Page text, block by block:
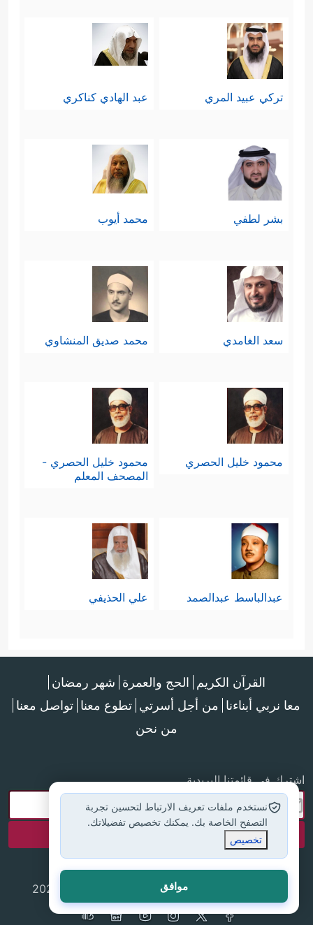
تركي عبيد المري عبد الهادي كناكري
بشر لطفي محمد أيوب
سعد الغامدي محمد صديق المنشاوي
محمود خليل الحصري
محمود خليل الحصري -
المصحف المعلم
عبدالباسط عبدالصمد علي الحذيفي
القرآن الكريم الحج والعمرة شهر رمضان
معا نربي أبناءنا من أجل أسرتي تطوع معنا تواصل معنا
من نحن
اشترك في قائمتنا البريدية
جميع الحقوق محفوظة لموقع إسلام أون لاين © 2025
نستخدم ملفات تعريف الارتباط لتحسين تجربة
التصفح الخاصة بك. يمكنك تخصيص تفضيلاتك.
تخصيص
موافق